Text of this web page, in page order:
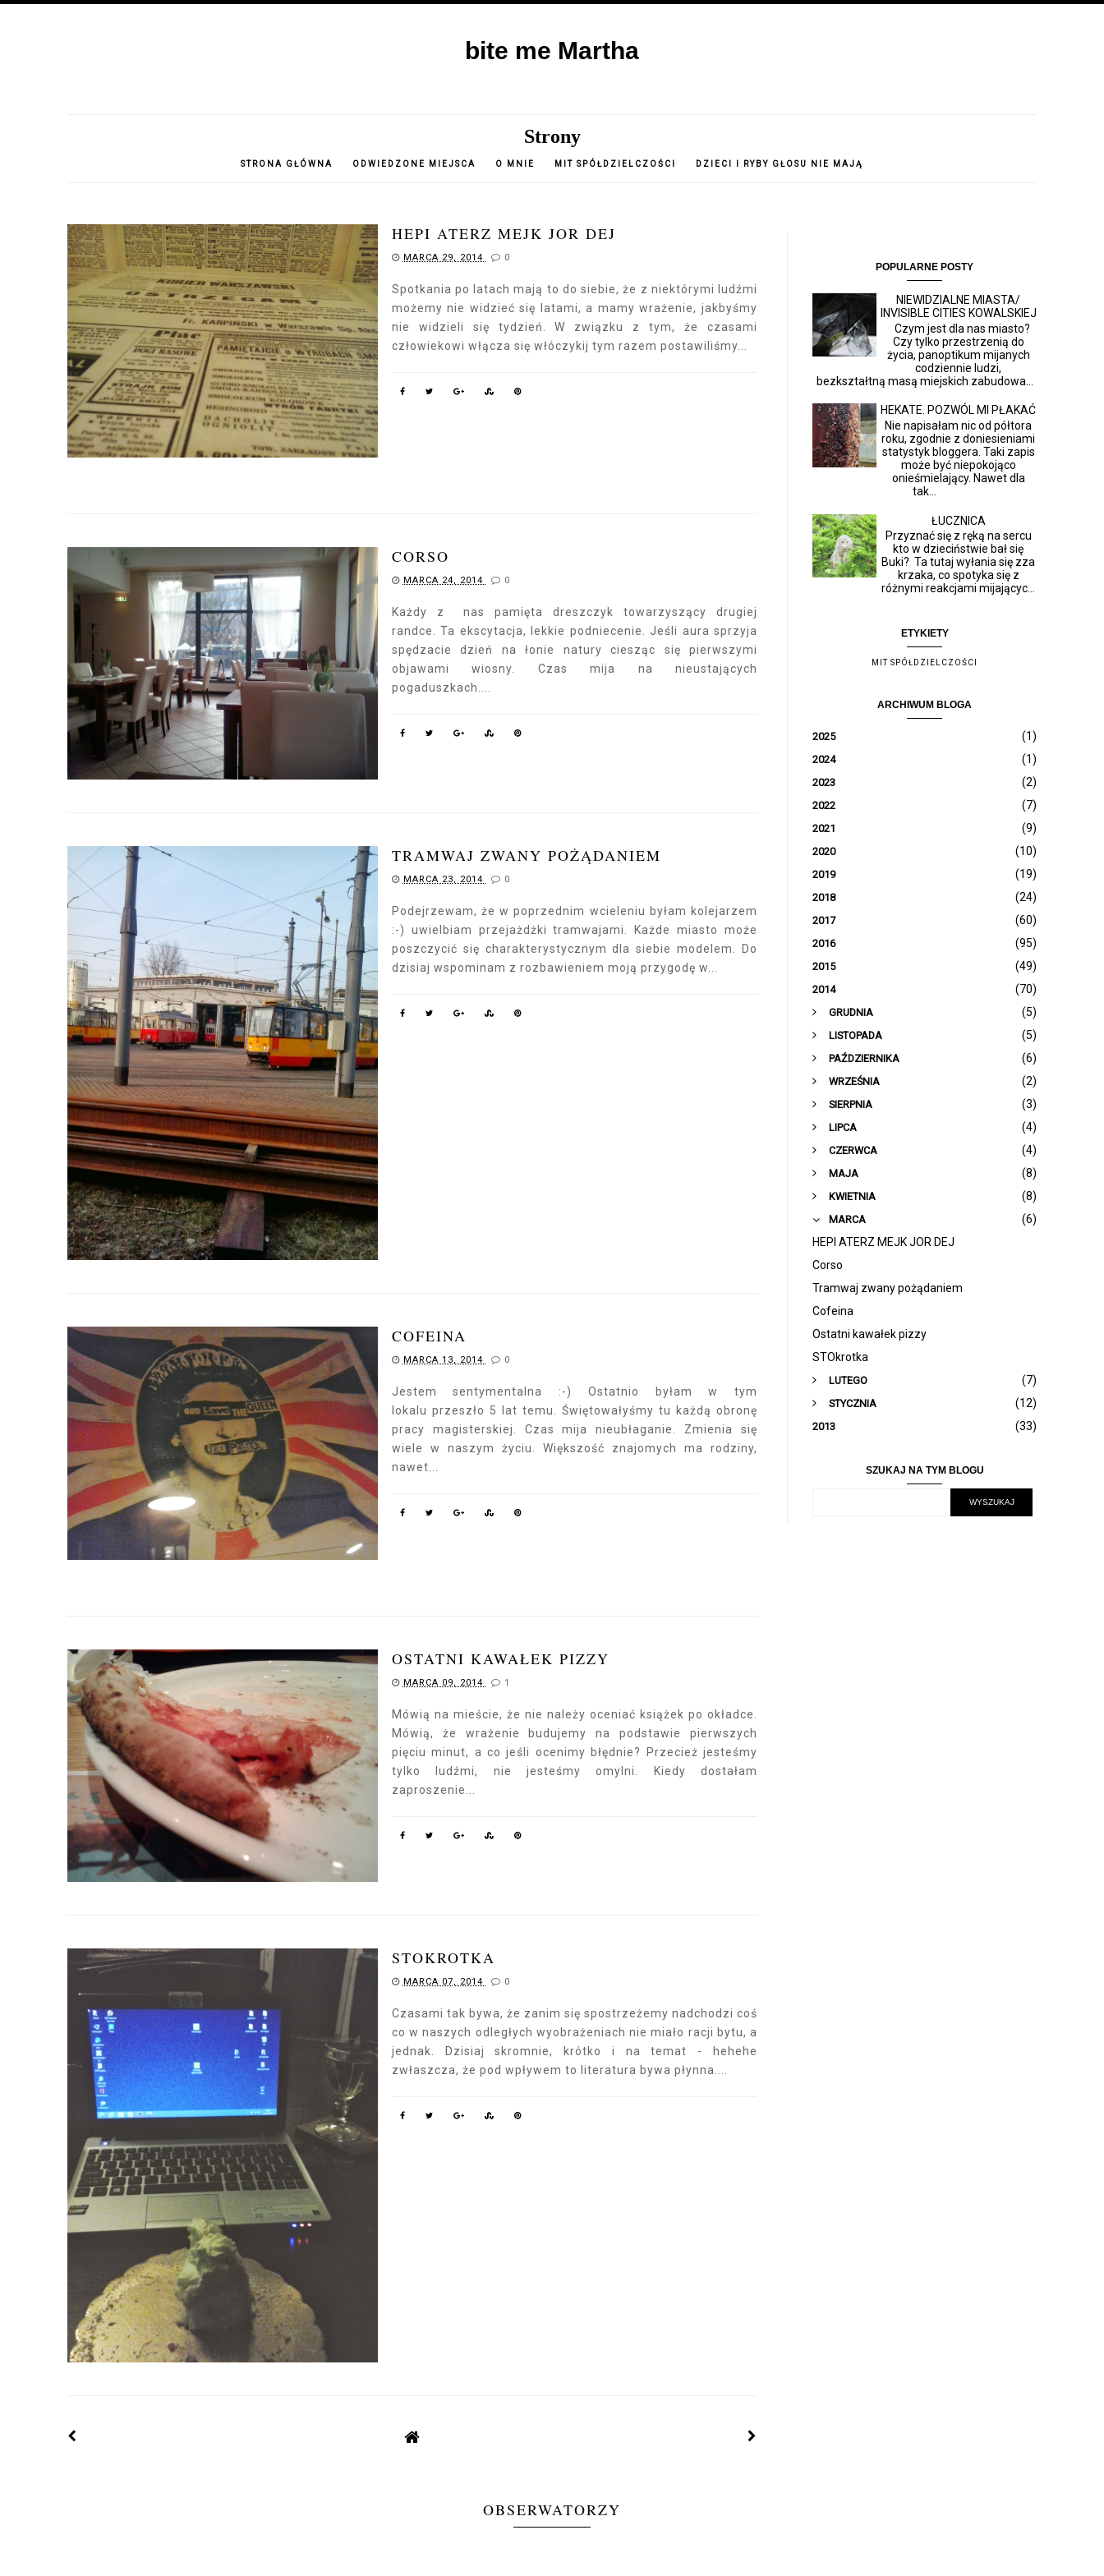
bite me Martha
Strony
STRONA GŁÓWNA ODWIEDZONE MIEJSCA O MNIE MIT SPÓŁDZIELCZOŚCI DZIECI I RYBY GŁOSU NIE MAJĄ
HEPI ATERZ MEJK JOR DEJ
MARCA 29, 2014 0
Spotkania po latach mają to do siebie, że z niektórymi ludźmi
możemy nie widzieć się latami, a mamy wrażenie, jakbyśmy
nie widzieli się tydzień. W związku z tym, że czasami
człowiekowi włącza się włóczykij tym razem postawiliśmy...
CORSO
MARCA 24, 2014 0
Każdy z nas pamięta dreszczyk towarzyszący drugiej
randce. Ta ekscytacja, lekkie podniecenie. Jeśli aura sprzyja
spędzacie dzień na łonie natury ciesząc się pierwszymi
objawami wiosny. Czas mija na nieustających
pogaduszkach....
TRAMWAJ ZWANY POŻĄDANIEM
MARCA 23, 2014 0
Podejrzewam, że w poprzednim wcieleniu byłam kolejarzem
:-) uwielbiam przejażdżki tramwajami. Każde miasto może
poszczycić się charakterystycznym dla siebie modelem. Do
dzisiaj wspominam z rozbawieniem moją przygodę w...
COFEINA
MARCA 13, 2014 0
Jestem sentymentalna :-) Ostatnio byłam w tym
lokalu przeszło 5 lat temu. Świętowałyśmy tu każdą obronę
pracy magisterskiej. Czas mija nieubłaganie. Zmienia się
wiele w naszym życiu. Większość znajomych ma rodziny,
nawet...
OSTATNI KAWAŁEK PIZZY
MARCA 09, 2014 1
Mówią na mieście, że nie należy oceniać książek po okładce.
Mówią, że wrażenie budujemy na podstawie pierwszych
pięciu minut, a co jeśli ocenimy błędnie? Przecież jesteśmy
tylko ludźmi, nie jesteśmy omylni. Kiedy dostałam
zaproszenie...
STOKROTKA
MARCA 07, 2014 0
Czasami tak bywa, że zanim się spostrzeżemy nadchodzi coś
co w naszych odległych wyobrażeniach nie miało racji bytu, a
jednak. Dzisiaj skromnie, krótko i na temat - hehehe
zwłaszcza, że pod wpływem to literatura bywa płynna....
POPULARNE POSTY
NIEWIDZIALNE MIASTA/
INVISIBLE CITIES KOWALSKIEJ
Czym jest dla nas miasto?
Czy tylko przestrzenią do
życia, panoptikum mijanych
codziennie ludzi,
bezkształtną masą miejskich zabudowa...
HEKATE. POZWÓL MI PŁAKAĆ
Nie napisałam nic od półtora
roku, zgodnie z doniesieniami
statystyk bloggera. Taki zapis
może być niepokojąco
onieśmielający. Nawet dla
tak...
ŁUCZNICA
Przyznać się z ręką na sercu
kto w dzieciństwie bał się
Buki? Ta tutaj wyłania się zza
krzaka, co spotyka się z
różnymi reakcjami mijającyc...
ETYKIETY
MIT SPÓŁDZIELCZOŚCI
ARCHIWUM BLOGA
2025 (1)
2024 (1)
2023 (2)
2022 (7)
2021 (9)
2020 (10)
2019 (19)
2018 (24)
2017 (60)
2016 (95)
2015 (49)
2014 (70)
GRUDNIA (5)
LISTOPADA (5)
PAŹDZIERNIKA (6)
WRZEŚNIA (2)
SIERPNIA (3)
LIPCA (4)
CZERWCA (4)
MAJA (8)
KWIETNIA (8)
MARCA
(6)
HEPI ATERZ MEJK JOR DEJ
Corso
Tramwaj zwany pożądaniem
Cofeina
Ostatni kawałek pizzy
STOkrotka
LUTEGO (7)
STYCZNIA (12)
2013 (33)
SZUKAJ NA TYM BLOGU
OBSERWATORZY